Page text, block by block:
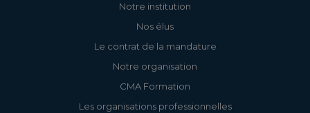
Notre institution
Nos élus
Le contrat de la mandature
Notre organisation
CMA Formation
Les organisations professionnelles